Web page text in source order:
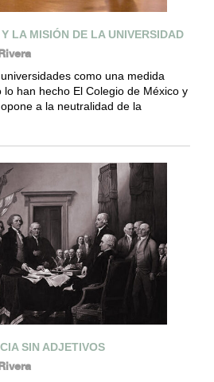
LA MISIÓN DE LA UNIVERSIDAD
como una medida
han hecho El Colegio de México y
a la neutralidad de la
SIN ADJETIVOS